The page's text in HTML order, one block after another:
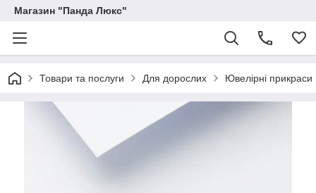
Магазин "Панда Люкс"
Товари та послуги Для дорослих Ювелірні прикраси